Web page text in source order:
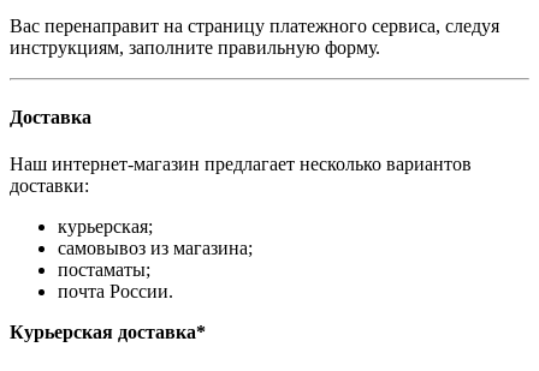
Вас перенаправит на страницу платежного сервиса, следуя
инструкциям, заполните правильную форму.
Доставка
Наш интернет-магазин предлагает несколько вариантов
доставки:
курьерская;
самовывоз из магазина;
постаматы;
почта России.
Курьерская доставка*